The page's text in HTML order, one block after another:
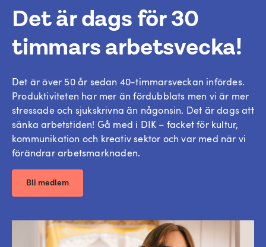
Det är dags för 30
timmars arbetsvecka!
Det är över 50 år sedan 40-timmarsveckan infördes.
Produktiviteten har mer än fördubblats men vi är mer
stressade och sjukskrivna än någonsin. Det är dags att
sänka arbetstiden! Gå med i DIK – facket för kultur,
kommunikation och kreativ sektor och var med när vi
förändrar arbetsmarknaden.
Bli medlem